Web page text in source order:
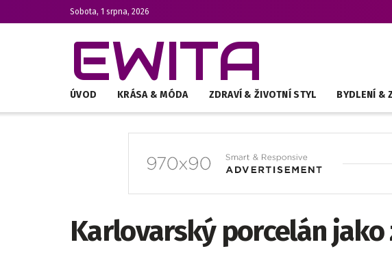
Sobota, 1 srpna, 2026
EWITA
ÚVOD KRÁSA & MÓDA ZDRAVÍ & ŽIVOTNÍ STYL BYDLENÍ &
Karlovarský porcelán